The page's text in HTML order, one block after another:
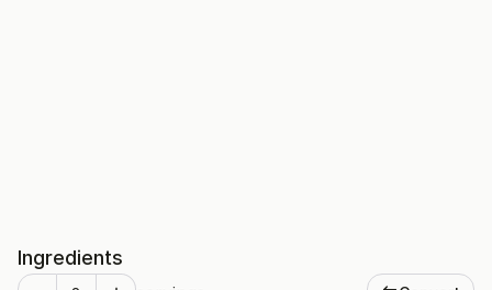
Ingredients